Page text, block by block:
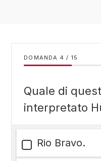
DOMANDA / 15
Quale di
interpretato
Rio Bravo.